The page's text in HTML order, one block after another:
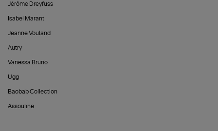
Jérôme Dreyfuss
Isabel Marant
Jeanne Vouland
Autry
Vanessa Bruno
Ugg
Baobab Collection
Assouline